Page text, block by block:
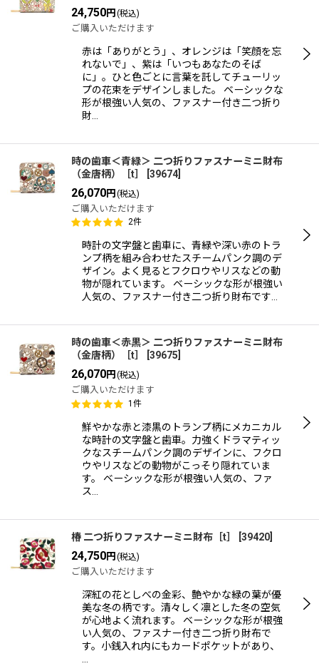
24,750円 (税込)
ご購入いただけます
赤は「ありがとう」、オレンジは「笑顔を忘
れないで」、紫は「いつもあなたのそば
に」。ひと色ごとに言葉を託してチューリッ
プの花束をデザインしました。 ベーシックな
形が根強い人気の、ファスナー付き二つ折り
財…
時の歯車＜青緑＞ 二つ折りファスナーミニ財布
（金唐柄）［t］
39674
26,070円 (税込)
ご購入いただけます
2件
時計の文字盤と歯車に、青緑や深い赤のトラ
ンプ柄を組み合わせたスチームパンク調のデ
ザイン。よく見るとフクロウやリスなどの動
物が隠れています。 ベーシックな形が根強い
人気の、ファスナー付き二つ折り財布です…
時の歯車＜赤黒＞ 二つ折りファスナーミニ財布
（金唐柄）［t］
39675
26,070円 (税込)
ご購入いただけます
1 件
鮮やかな赤と漆黒のトランプ柄にメカニカル
な時計の文字盤と歯車。力強くドラマティッ
クなスチームパンク調のデザインに、フクロ
ウやリスなどの動物がこっそり隠れていま
す。 ベーシックな形が根強い人気の、ファ
ス…
椿 二つ折りファスナーミニ財布［t］ 39420
24,750円 (税込)
ご購入いただけます
深紅の花としべの金彩、艶やかな緑の葉が優
美な冬の柄です。清々しく凛とした冬の空気
が心地よく流れます。 ベーシックな形が根強
い人気の、ファスナー付き二つ折り財布で
す。小銭入れ内にもカードポケットがあり、
…